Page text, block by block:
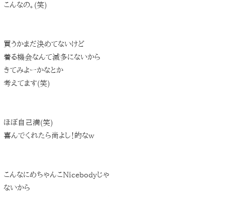
こんなの。(笑)
買うかまだ決めてないけど
着る機会なんて滅多にないから
きてみよーかなとか
考えてます(笑)
ほぼ自己満(笑)
喜んでくれたら尚よし！的なw
こんなにめちゃんこNicebodyじゃ
ないから